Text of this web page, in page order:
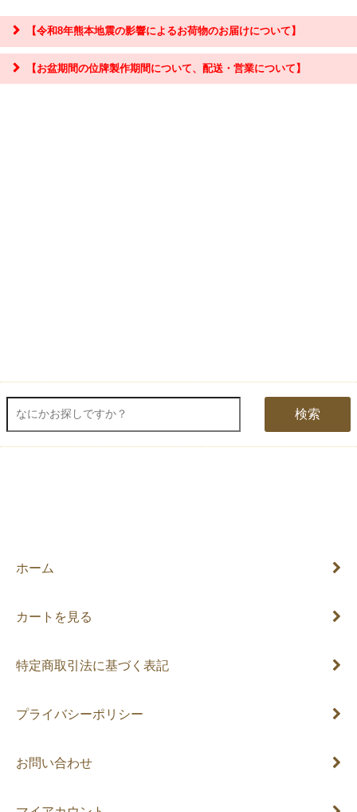
【令和8年熊本地震の影響によるお荷物のお届けについて】
【お盆期間の位牌製作期間について、配送・営業について】
検索
ホーム
カートを見る
特定商取引法に基づく表記
プライバシーポリシー
お問い合わせ